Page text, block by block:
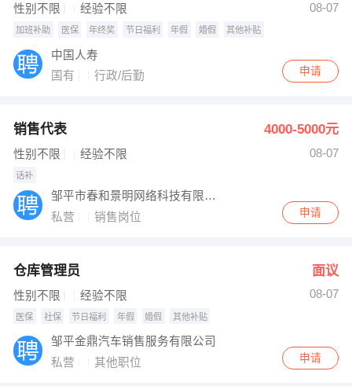
性别不限 经验不限 08-07
加班补助 医保 年终奖 节日福利 年假 婚假 其他补贴
中国人寿
国有
行政/后勤 申请
销售代表 4000-5000元
性别不限 经验不限 08-07
话补
邹平市春和景明网络科技有限公司
私营
销售岗位 申请
仓库管理员 面议
性别不限 经验不限 08-07
医保 社保 节日福利 年假 婚假 其他补贴
邹平金鼎汽车销售服务有限公司
私营
其他职位 申请